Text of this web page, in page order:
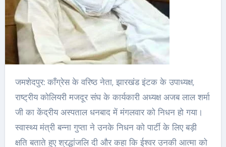
जमशेदपुर: काँग्रेस के वरिष्ठ नेता, झारखंड इंटक के उपाध्यक्ष,
राष्ट्रीय कोलियरी मजदूर संघ के कार्यकारी अध्यक्ष अजब लाल शर्मा
जी का केंद्रीय अस्पताल धनबाद में मंगलवार को निधन हो गया।
स्वास्थ्य मंत्री बन्ना गुप्ता ने उनके निधन को पार्टी के लिए बड़ी
क्षति बताते हुए श्रद्धांजलि दी और कहा कि ईश्वर उनकी आत्मा को